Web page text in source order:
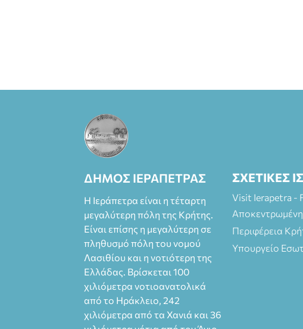
ΔΗΜΟΣ ΙΕΡΑΠΕΤΡΑΣ
Η Ιεράπετρα είναι η τέταρτη
μεγαλύτερη πόλη της Κρήτης.
Είναι επίσης η μεγαλύτερη σε
πληθυσμό πόλη του νομού
Λασιθίου και η νοτιότερη της
Ελλάδας. Βρίσκεται 100
χιλιόμετρα νοτιοανατολικά
από το Ηράκλειο, 242
χιλιόμετρα από τα Χανιά και 36
ΣΧΕΤΙΚΕΣ
Visit Ierapetra -
Περιφέρεια
Υπουργείο